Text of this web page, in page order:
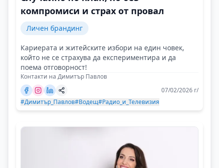
компромиси и страх от провал
Личен брандинг
Кариерата и житейските избори на един човек,
който не се страхува да експериментира и да
поема отговорност!
Контакти на Димитър Павлов
07/02/2026 г/
#Димитър_Павлов#Водещ#Радио_и_Телевизия